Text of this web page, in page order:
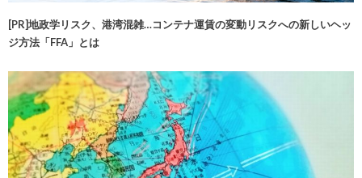
[PR]地政学リスク、港湾混雑…コンテナ運賃の変動リスクへの新しいヘッ
ジ方法「FFA」とは